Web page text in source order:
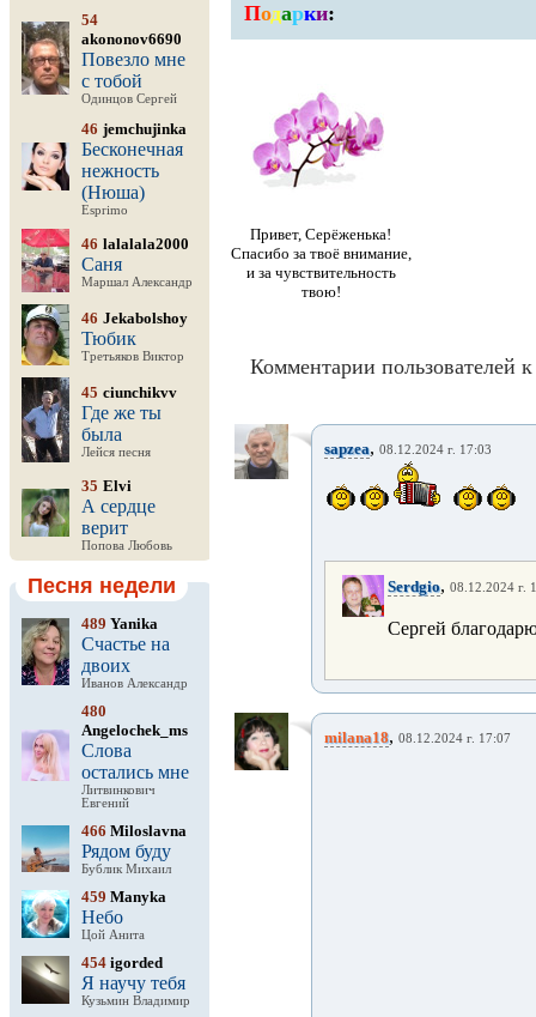
54
akononov6690
Повезло мне
с тобой
Одинцов Сергей
46 jemchujinka
Бесконечная
нежность
(Нюша)
Esprimo
46 lalalala2000
Саня
Маршал Александр
46 Jekabolshoy
Тюбик
Третьяков Виктор
45 ciunchikvv
Где же ты
была
Лейся песня
35 Elvi
А сердце
верит
Попова Любовь
Песня недели
489 Yanika
Счастье на
двоих
Иванов Александр
480
Angelochek_ms
Слова
остались мне
Литвинкович
Евгений
466 Miloslavna
Рядом буду
Бублик Михаил
459 Manyka
Небо
Цой Анита
454 igorded
Я научу тебя
Кузьмин Владимир
Подарки:
Привет, Серёженька!
Спасибо за твоё внимание,
и за чувствительность
твою!
Комментарии пользователей
sapzea, 08.12.2024 г. 17:03
Serdgio, 08.12.2024 г.
Сергей
milana18, 08.12.2024 г. 17:07